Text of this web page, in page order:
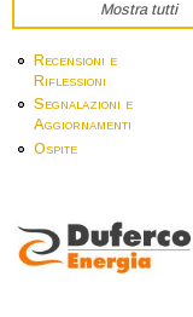
Mostra tutti
Recensioni e
Riflessioni
Segnalazioni e
Aggiornamenti
Ospite